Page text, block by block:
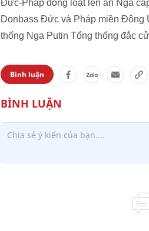
Đức-Pháp đồng loạt lên án Nga
Donbass Đức và Pháp miền Đông
thống Nga Putin Tổng thống đắc
Bình luận